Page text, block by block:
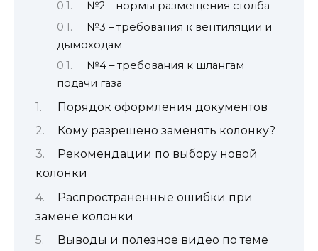
№2 – нормы размещения столба
№3 – требования к вентиляции и
дымоходам
№4 – требования к шлангам
подачи газа
Порядок оформления документов
Кому разрешено заменять колонку?
Рекомендации по выбору новой
колонки
Распространенные ошибки при
замене колонки
Выводы и полезное видео по теме